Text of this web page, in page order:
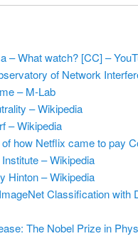
– What watch? [CC] –
of Network
– M-Lab
– Wikipedia
– Wikipedia
how Netflix came to pay
– Wikipedia
Hinton – Wikipedia
ImageNet Classification with
The Nobel Prize in